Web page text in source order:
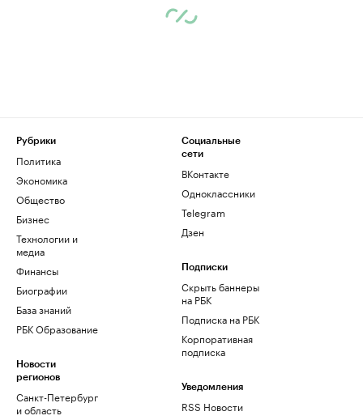
Рубрики
Политика
Экономика
Общество
Бизнес
Технологии и
медиа
Финансы
Биографии
База знаний
РБК Образование
Новости
регионов
Санкт-Петербург
и область
Социальные
сети
ВКонтакте
Одноклассники
Telegram
Дзен
Подписки
Скрыть баннеры
на РБК
Подписка на РБК
Корпоративная
подписка
Уведомления
RSS Новости